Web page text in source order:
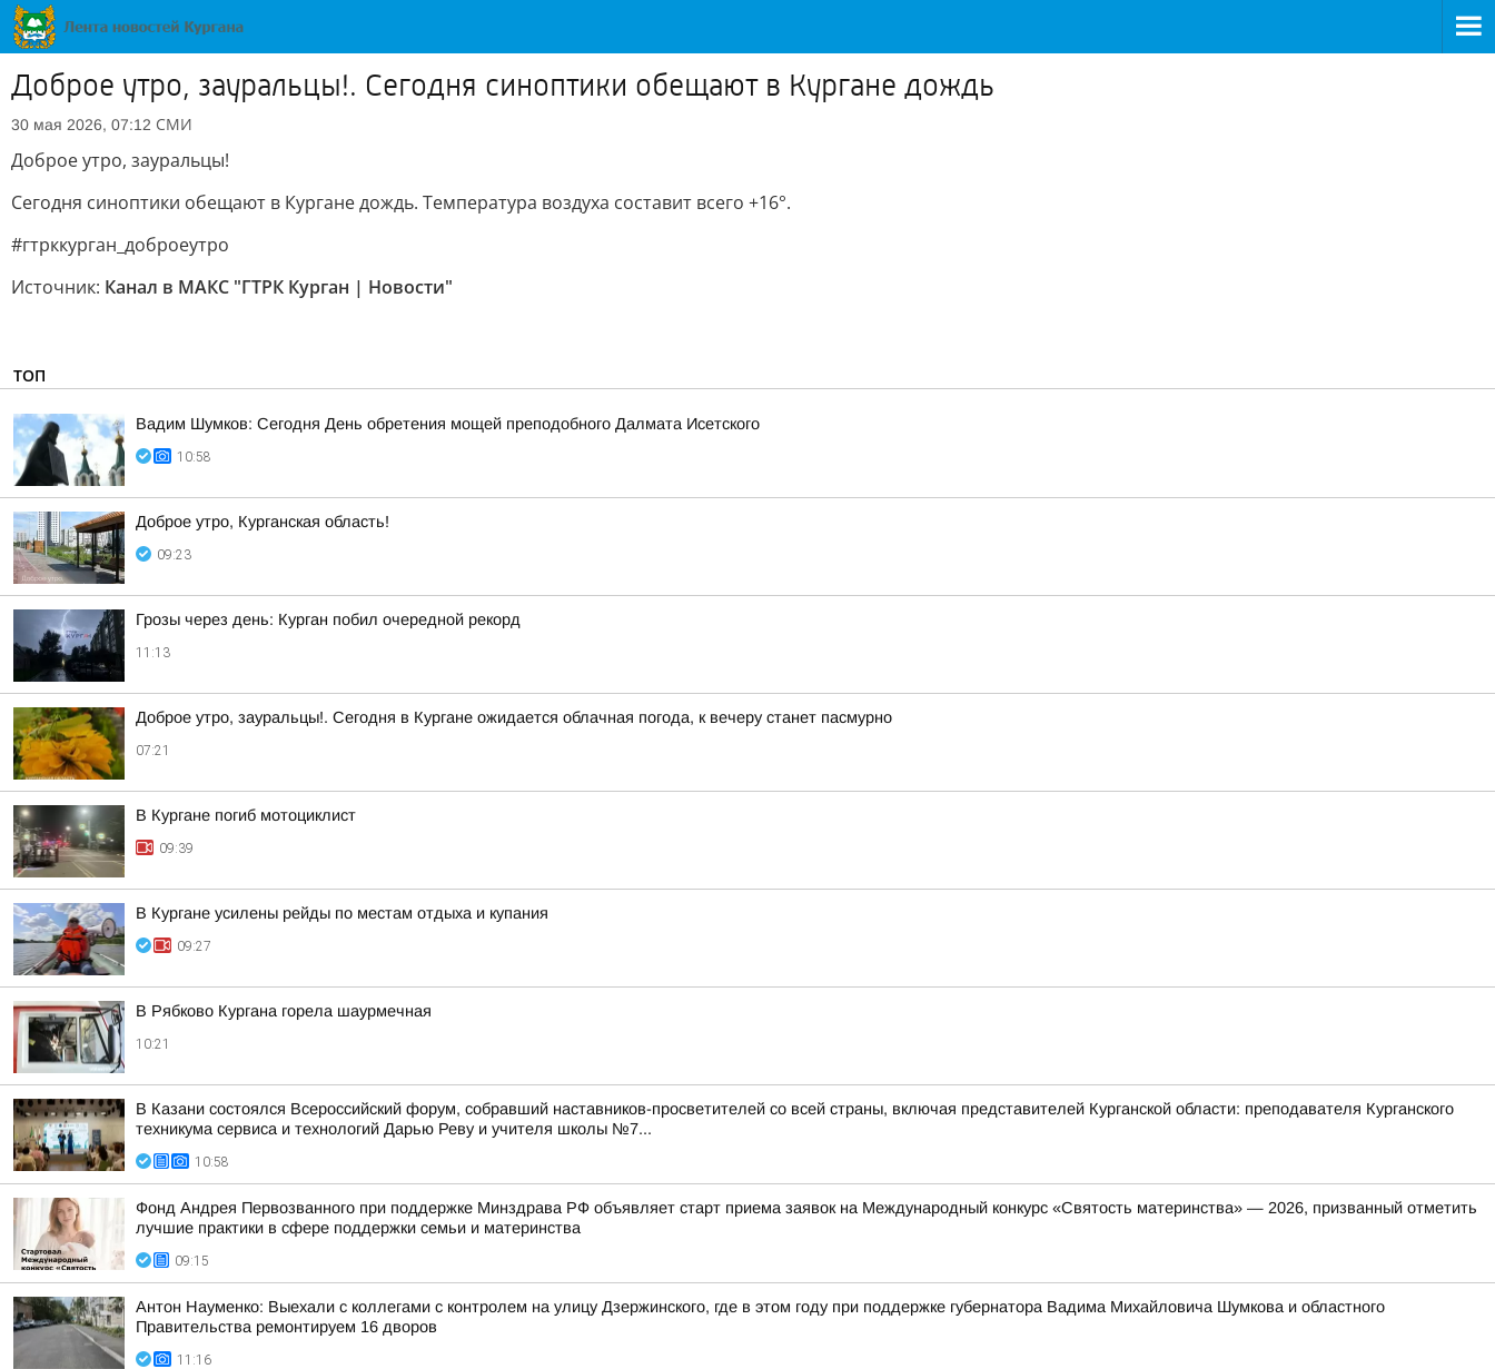
Доброе утро, зауральцы!. Сегодня синоптики обещают в Кургане дождь
30 мая 2026, 07:12 СМИ
Доброе утро, зауральцы!
Сегодня синоптики обещают в Кургане дождь. Температура воздуха составит всего +16°.
#гтрккурган_доброеутро
Источник: Канал в МАКС "ГТРК Курган | Новости"
ТОП
Вадим Шумков: Сегодня День обретения мощей преподобного Далмата Исетского
10:58
Доброе утро, Курганская область!
09:23
Грозы через день: Курган побил очередной рекорд
11:13
Доброе утро, зауральцы!. Сегодня в Кургане ожидается облачная погода, к вечеру станет пасмурно
07:21
В Кургане погиб мотоциклист
09:39
В Кургане усилены рейды по местам отдыха и купания
09:27
В Рябково Кургана горела шаурмечная
10:21
В Казани состоялся Всероссийский форум, собравший наставников-просветителей со всей страны, включая представителей Курганской области: преподавателя Курганского
техникума сервиса и технологий Дарью Реву и учителя школы №7...
10:58
Фонд Андрея Первозванного при поддержке Минздрава РФ объявляет старт приема заявок на Международный конкурс «Святость материнства» — 2026, призванный отметить
лучшие практики в сфере поддержки семьи и материнства
09:15
Антон Науменко: Выехали с коллегами с контролем на улицу Дзержинского, где в этом году при поддержке губернатора Вадима Михайловича Шумкова и областного
Правительства ремонтируем 16 дворов
11:16